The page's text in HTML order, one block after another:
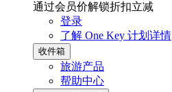
通过会员价解锁折扣立减
登录
了解 One Key 计划详情
收件箱
旅游产品
帮助中心